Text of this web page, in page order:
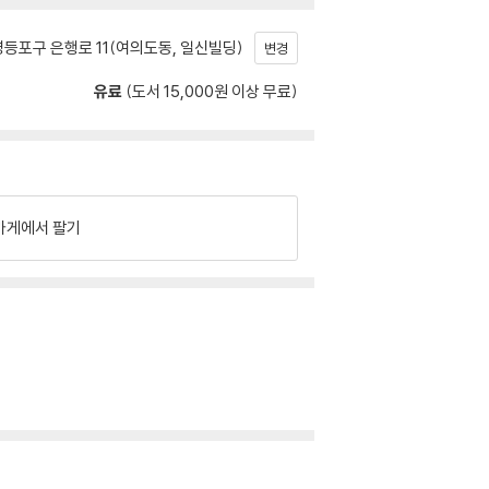
포구 은행로 11(여의도동, 일신빌딩) 변경
유료 (도서 15,000원 이상 무료)
게에서 팔기